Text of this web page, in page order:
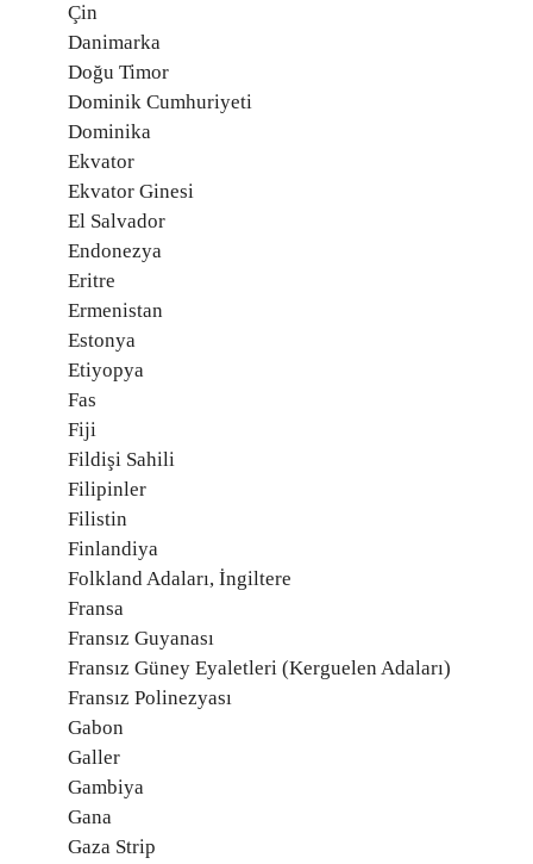
Çin
Danimarka
Doğu Timor
Dominik Cumhuriyeti
Dominika
Ekvator
Ekvator Ginesi
El Salvador
Endonezya
Eritre
Ermenistan
Estonya
Etiyopya
Fas
Fiji
Fildişi Sahili
Filipinler
Filistin
Finlandiya
Folkland Adaları, İngiltere
Fransa
Fransız Guyanası
Fransız Güney Eyaletleri (Kerguelen Adaları)
Fransız Polinezyası
Gabon
Galler
Gambiya
Gana
Gaza Strip